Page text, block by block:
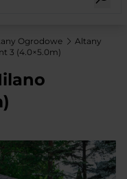
Ogrodowe
Altany
3 (4.0×5.0m)